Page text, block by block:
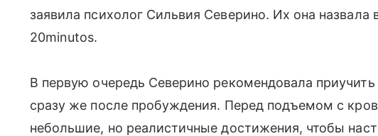
заявила психолог Сильвия Северино. Их она назвала
20minutos.
В первую очередь Северино рекомендовала приучить
сразу же после пробуждения. Перед подъемом с
небольшие, но реалистичные достижения, чтобы